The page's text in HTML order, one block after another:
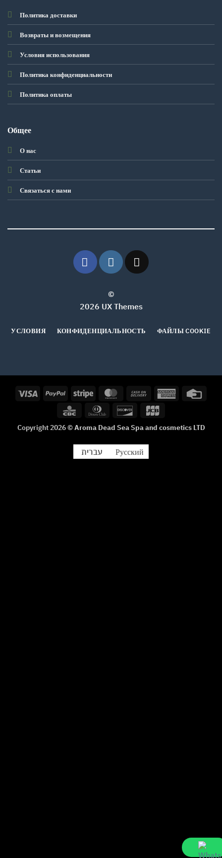
Политика доставки
Возвраты и возмещения
Условия использования
Политика конфиденциальности
Политика оплаты
Общее
О нас
Статьи
Связаться с нами
©
2026 UX Themes
УСЛОВИЯ КОНФИДЕНЦИАЛЬНОСТЬ ФАЙЛЫ COOKIE
Visa PayPal Stripe MasterCardCash
On
Delivery
American
Dinners
Discover
Copyright 2026 ©Aroma Dead Sea Spa and cosmetics LTD
עברית Русский